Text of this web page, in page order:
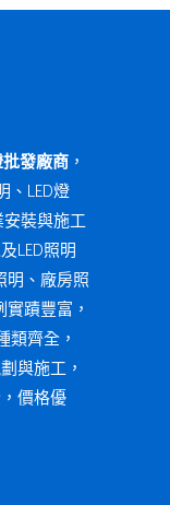
發廠商 ，
、LED燈
安裝與施工
LED照明
明、廠房照
蹟豐富，
類齊全，
與施工，
價格優